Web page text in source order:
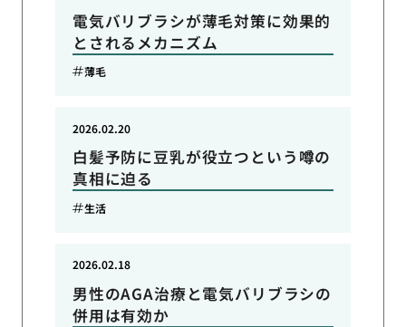
電気バリブラシが薄毛対策に効果的
とされるメカニズム
薄毛
白髪予防に豆乳が役立つという噂の
真相に迫る
2026.02.20
生活
男性のAGA治療と電気バリブラシの
併用は有効か
2026.02.18